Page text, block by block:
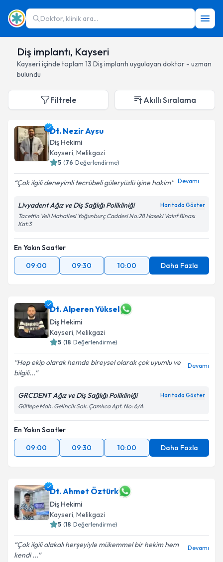
Doktor, klinik ara...
Diş implantı, Kayseri
Kayseri içinde toplam 13 Diş implantı uygulayan doktor - uzman
bulundu
Filtrele Akıllı Sıralama
Dt. Nezir Aysu
Diş Hekimi
Kayseri, Melikgazi
5 (76 Değerlendirme)
Çok ilgili deneyimli tecrübeli güleryüzlü işine hakim Devamı
Livyadent Ağız ve Diş Sağlığı Polikliniği Haritada Göster
Tacettin Veli Mahallesi Yoğunburç Caddesi No:28 Haseki Vakıf Binası
Kat:3
En Yakın Saatler
09:00
09:30 10:00 Daha Fazla
Dt. Alperen Yüksel
Diş Hekimi
Kayseri, Melikgazi
5 (18 Değerlendirme)
Hep ekip olarak hemde bireysel olarak çok uyumlu ve
bilgili...
Devamı
GRCDENT Ağız ve Diş Sağlığı Polikliniği Haritada Göster
Gültepe Mah. Gelincik Sok. Çamlıca Apt. No: 6/A
En Yakın Saatler
09:00
09:30 10:00 Daha Fazla
Dt. Ahmet Öztürk
Diş Hekimi
Kayseri, Melikgazi
5 (18 Değerlendirme)
Çok ilgili alakalı herşeyiyle mükemmel bir hekim hem
kendi ...
Devamı